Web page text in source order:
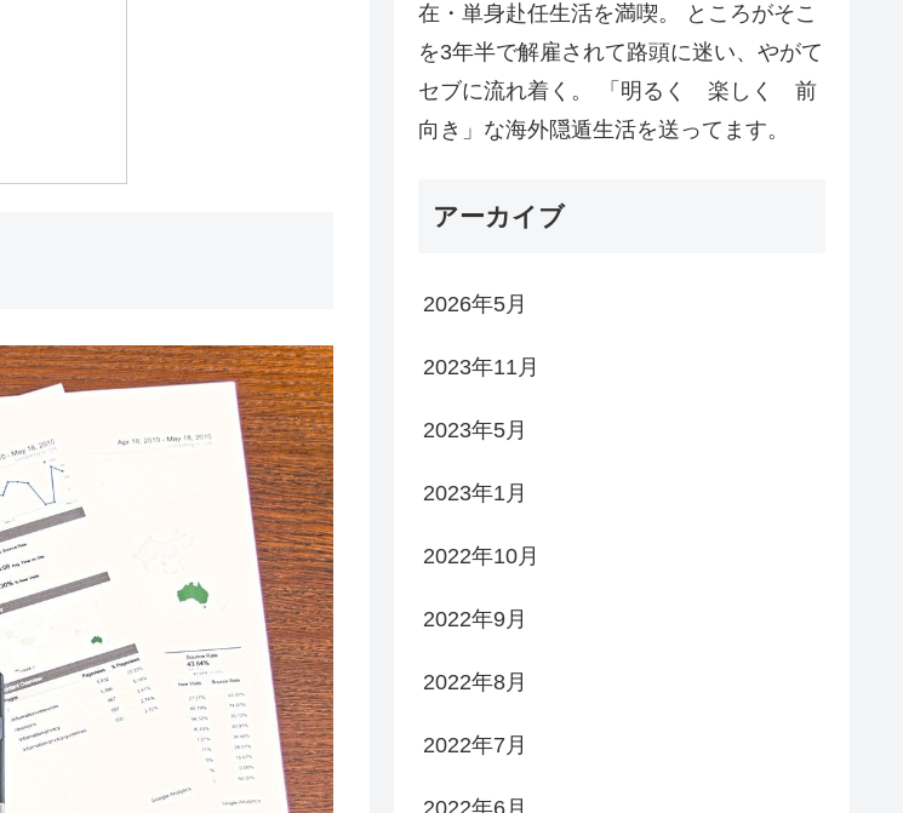
在・単身赴任生活を満喫。 ところがそこ
を3年半で解雇されて路頭に迷い、やがて
セブに流れ着く。 「明るく 楽しく 前
向き」な海外隠遁生活を送ってます。
アーカイブ
2026年5月
2023年11月
2023年5月
2023年1月
2022年10月
2022年9月
2022年8月
2022年7月